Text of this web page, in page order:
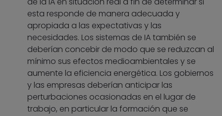
esta responde de manera adecuada y
apropiada a las expectativas y las
necesidades. Los sistemas de IA también se
deberían concebir de modo que se reduzcan al
mínimo sus efectos medioambientales y se
aumente la eficiencia energética. Los gobiernos
y las empresas deberían anticipar las
perturbaciones ocasionadas en el lugar de
trabajo, en particular la formación que se